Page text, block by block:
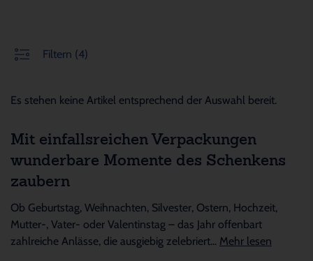
Filtern (4)
Es stehen keine Artikel entsprechend der Auswahl bereit.
Mit einfallsreichen Verpackungen
wunderbare Momente des Schenkens
zaubern
Ob Geburtstag, Weihnachten, Silvester, Ostern, Hochzeit,
Mutter-, Vater- oder Valentinstag – das Jahr offenbart
zahlreiche Anlässe, die ausgiebig zelebriert... Mehr lesen